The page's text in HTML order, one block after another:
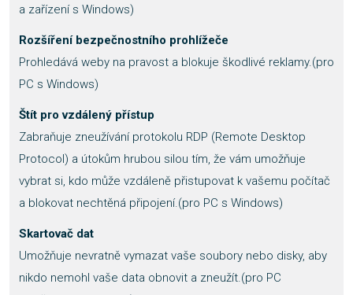
a zařízení s Windows)
Rozšíření bezpečnostního prohlížeče
Prohledává weby na pravost a blokuje škodlivé reklamy.(pro
PC s Windows)
Štít pro vzdálený přístup
Zabraňuje zneužívání protokolu RDP (Remote Desktop
Protocol) a útokům hrubou silou tím, že vám umožňuje
vybrat si, kdo může vzdáleně přistupovat k vašemu počítač
a blokovat nechtěná připojení.(pro PC s Windows)
Skartovač dat
Umožňuje nevratně vymazat vaše soubory nebo disky, aby
nikdo nemohl vaše data obnovit a zneužít.(pro PC